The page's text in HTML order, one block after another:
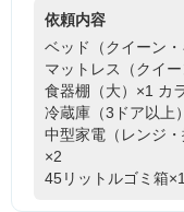
依頼内容
ベッド（クイーン
マットレス（クイ
食器棚（大）×1 カ
冷蔵庫（3ドア以上
中型家電（レンジ
×2
45リットルゴミ箱×1